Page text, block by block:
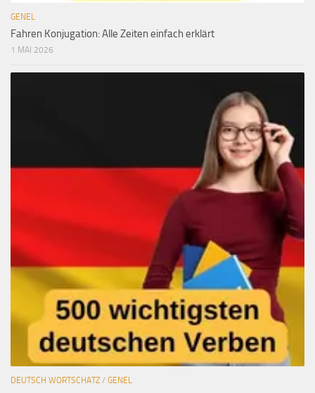
GENEL
Fahren Konjugation: Alle Zeiten einfach erklärt
1 MAI 2026
DEUTSCH WORTSCHATZ / GENEL